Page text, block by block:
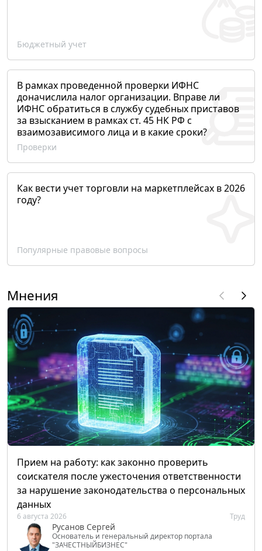
Бюджетный учет
В рамках проведенной проверки ИФНС
доначислила налог организации. Вправе ли
ИФНС обратиться в службу судебных приставов
за взысканием в рамках ст. 45 НК РФ с
взаимозависимого лица и в какие сроки?
Проверки
Как вести учет торговли на маркетплейсах в 2026
году?
Популярные правовые вопросы
Мнения
Прием на работу: как законно проверить
соискателя после ужесточения ответственности
за нарушение законодательства о персональных
данных
6 августа 2026 Труд
Русанов Сергей
Основатель и генеральный директор портала
"ЗАЧЕСТНЫЙБИЗНЕС"